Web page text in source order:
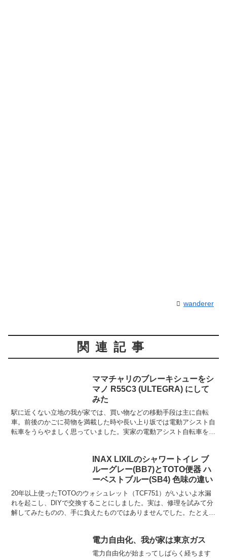
wanderer
関連記事
ママチャリのブレーキシューをシ
マノ R55C3 (ULTEGRA) にして
みた
駅に近くない立地の我が家では、買い物などの移動手段は主に自転
車。前後のかごに荷物を満載した時や長い上り坂では電動アシスト自
転車をうらやましく思っていました。実家の電動アシスト自転車を借
INAX LIXILのシャワートイレ ブ
ルーグレー(BB7)とTOTO便器 ハ
ーベストブルー(SB4) 色味の違い
20年以上使ったTOTOのウォシュレット（TCF751）がいよいよ水漏
れを起こし、DIYで交換することにしました。実は、修理を試みて分
解してみたものの、手に負えたものではありませんでした。たとえ、
電力自由化、我が家は東京ガス
電力自由化が始まってしばらく経ちます